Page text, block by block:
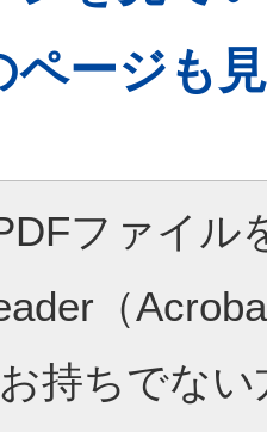
ページも
ファイル
（
持ちでな